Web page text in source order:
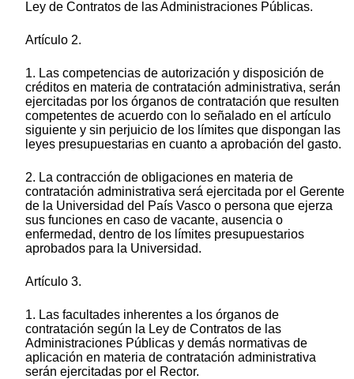
Ley de Contratos de las Administraciones Públicas.
Artículo 2.
1. Las competencias de autorización y disposición de
créditos en materia de contratación administrativa, serán
ejercitadas por los órganos de contratación que resulten
competentes de acuerdo con lo señalado en el artículo
siguiente y sin perjuicio de los límites que dispongan las
leyes presupuestarias en cuanto a aprobación del gasto.
2. La contracción de obligaciones en materia de
contratación administrativa será ejercitada por el Gerente
de la Universidad del País Vasco o persona que ejerza
sus funciones en caso de vacante, ausencia o
enfermedad, dentro de los límites presupuestarios
aprobados para la Universidad.
Artículo 3.
1. Las facultades inherentes a los órganos de
contratación según la Ley de Contratos de las
Administraciones Públicas y demás normativas de
aplicación en materia de contratación administrativa
serán ejercitadas por el Rector.